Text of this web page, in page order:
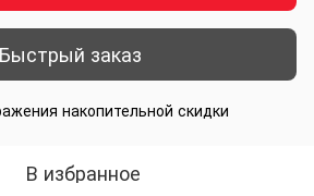
Быстрый заказ
накопительной скидки
В избранное